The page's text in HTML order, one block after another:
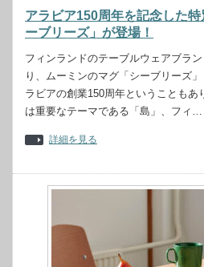
アラビア150周年を記念した
ーブリーズ」が登場！
フィンランドのテーブルウェアブラ
り、ムーミンのマグ「シーブリーズ
ラビアの創業150周年ということもあ
は重要なテーマである「島」、フィ…
詳細を見る